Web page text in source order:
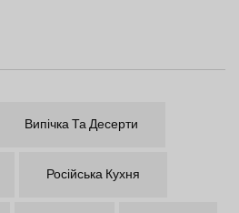
Випічка Та Десерти
Російська Кухня